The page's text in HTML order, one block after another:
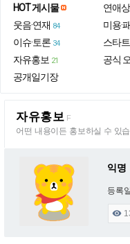
HOT 게시물
웃음·연재 84
이슈·토론 34
자유홍보 21
공개일기장
연애
미용·
스타
공식
자유홍보 F
어떤 내용이든 홍보하실 수 있
익명
등록
